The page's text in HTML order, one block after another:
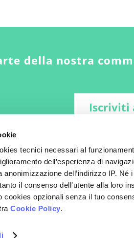
tecnici necessari al
dell’esperienza di
anonimizzazione dell’indirizzo IP.
il consenso dell’utente alla loro
cookies opzionali senza il tuo
Cookie Policy.
della nostra
Iscriviti